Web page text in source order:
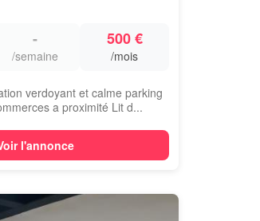
-
/semaine
500 €
/mois
verdoyant et calme parking
a proximité Lit d...
l'annonce